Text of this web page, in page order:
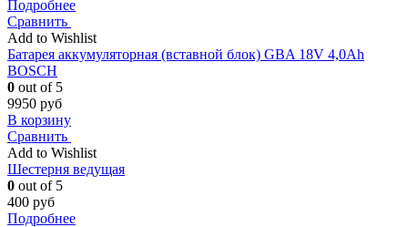
Подробнее
Сравнить
Add to Wishlist
Батарея аккумуляторная (вставной блок) GBA 18V 4,0Ah
BOSCH
0 out of 5
9950 руб
В корзину
Сравнить
Add to Wishlist
Шестерня ведущая
0 out of 5
400 руб
Подробнее